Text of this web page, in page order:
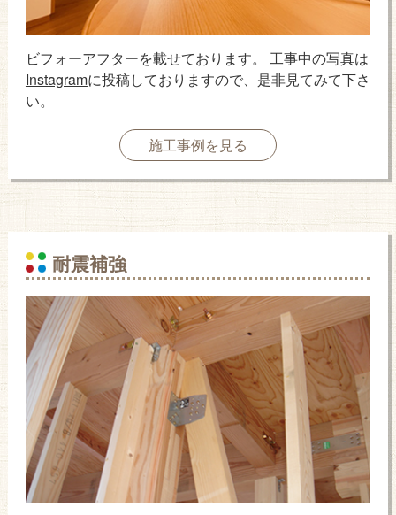
ビフォーアフターを載せております。 工事中の写真は
Instagramに投稿しておりますので、是非見てみて下さ
い。
施工事例を見る
耐震補強